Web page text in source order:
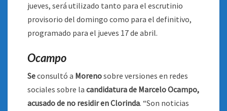
jueves, será utilizado tanto para el escrutinio
provisorio del domingo como para el definitivo,
programado para el jueves 17 de abril.
Ocampo
Seconsultó a Morenosobre versiones en redes
sociales sobre la candidatura de Marcelo Ocampo,
acusado de no residir en Clorinda. “Son noticias